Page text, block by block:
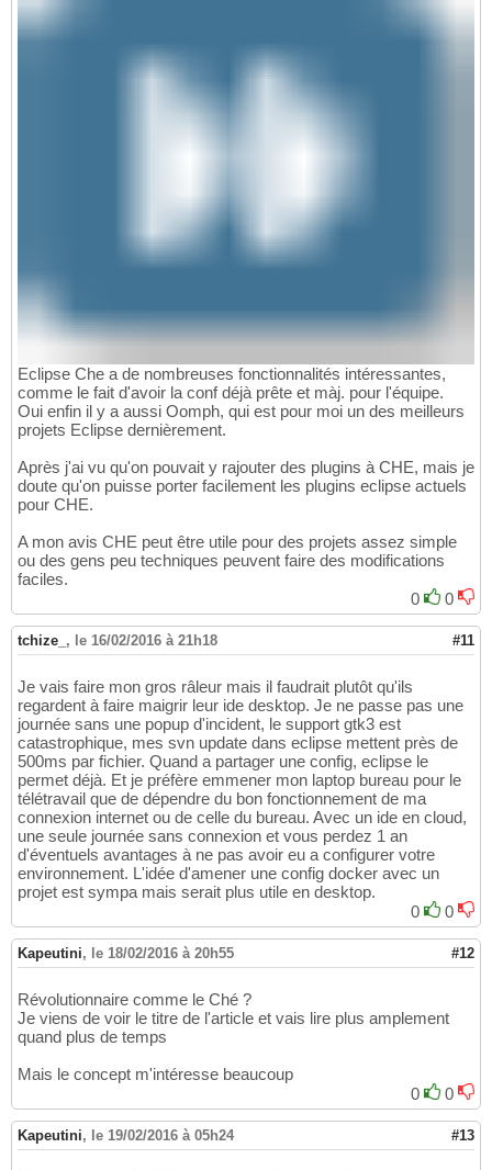
Eclipse Che a de nombreuses fonctionnalités intéressantes,
comme le fait d'avoir la conf déjà prête et màj. pour l'équipe.
Oui enfin il y a aussi Oomph, qui est pour moi un des meilleurs
projets Eclipse dernièrement.
Après j'ai vu qu'on pouvait y rajouter des plugins à CHE, mais je
doute qu'on puisse porter facilement les plugins eclipse actuels
pour CHE.
A mon avis CHE peut être utile pour des projets assez simple
ou des gens peu techniques peuvent faire des modifications
faciles.
0
0
tchize_ , le 16/02/2016 à 21h18 #11
Je vais faire mon gros râleur mais il faudrait plutôt qu'ils
regardent à faire maigrir leur ide desktop. Je ne passe pas une
journée sans une popup d'incident, le support gtk3 est
catastrophique, mes svn update dans eclipse mettent près de
500ms par fichier. Quand a partager une config, eclipse le
permet déjà. Et je préfère emmener mon laptop bureau pour le
télétravail que de dépendre du bon fonctionnement de ma
connexion internet ou de celle du bureau. Avec un ide en cloud,
une seule journée sans connexion et vous perdez 1 an
d'éventuels avantages à ne pas avoir eu a configurer votre
environnement. L'idée d'amener une config docker avec un
projet est sympa mais serait plus utile en desktop.
0
0
Kapeutini, le 18/02/2016 à 20h55 #12
Révolutionnaire comme le Ché ?
Je viens de voir le titre de l'article et vais lire plus amplement
quand plus de temps
Mais le concept m'intéresse beaucoup
0
0
Kapeutini, le 19/02/2016 à 05h24 #13